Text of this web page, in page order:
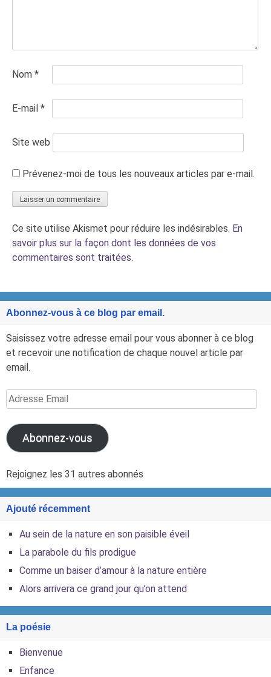
Nom *
E-mail *
Site web
Prévenez-moi de tous les nouveaux articles par e-mail.
Ce site utilise Akismet pour réduire les indésirables. En
savoir plus sur la façon dont les données de vos
commentaires sont traitées.
Abonnez-vous à ce blog par email.
Saisissez votre adresse email pour vous abonner à ce blog
et recevoir une notification de chaque nouvel article par
email.
Adresse
Email
Abonnez-vous
Rejoignez les 31 autres abonnés
Ajouté récemment
Au sein de la nature en son paisible éveil
La parabole du fils prodigue
Comme un baiser d’amour à la nature entière
Alors arrivera ce grand jour qu’on attend
La poésie
Bienvenue
Enfance